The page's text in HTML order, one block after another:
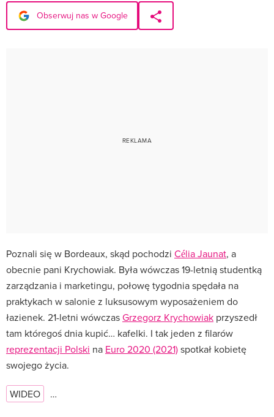
Obserwuj nas w Google
Poznali się w Bordeaux, skąd pochodzi Célia Jaunat, a
obecnie pani Krychowiak. Była wówczas 19-letnią studentką
zarządzania i marketingu, połowę tygodnia spędała na
praktykach w salonie z luksusowym wyposażeniem do
łazienek. 21-letni wówczasGrzegorz Krychowiak przyszedł
tam któregoś dnia kupić… kafelki. I tak jeden z filarów
reprezentacji Polski na Euro 2020 (2021)spotkał kobietę
swojego życia.
WIDEO …